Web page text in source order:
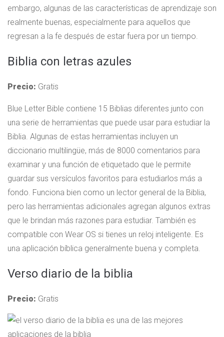
embargo, algunas de las características de aprendizaje son
realmente buenas, especialmente para aquellos que
regresan a la fe después de estar fuera por un tiempo.
Biblia con letras azules
Precio: Gratis
Blue Letter Bible contiene 15 Biblias diferentes junto con
una serie de herramientas que puede usar para estudiar la
Biblia. Algunas de estas herramientas incluyen un
diccionario multilingüe, más de 8000 comentarios para
examinar y una función de etiquetado que le permite
guardar sus versículos favoritos para estudiarlos más a
fondo. Funciona bien como un lector general de la Biblia,
pero las herramientas adicionales agregan algunos extras
que le brindan más razones para estudiar. También es
compatible con Wear OS si tienes un reloj inteligente. Es
una aplicación bíblica generalmente buena y completa.
Verso diario de la biblia
Precio: Gratis